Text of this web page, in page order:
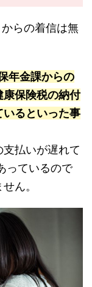
からの着信は無
年金課からの
保険税の納付
るといった事
払いが遅れて
っているので
ん。